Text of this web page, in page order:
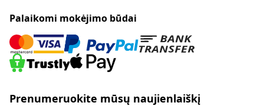
Palaikomi mokėjimo būdai
Prenumeruokite mūsų naujienlaiškį